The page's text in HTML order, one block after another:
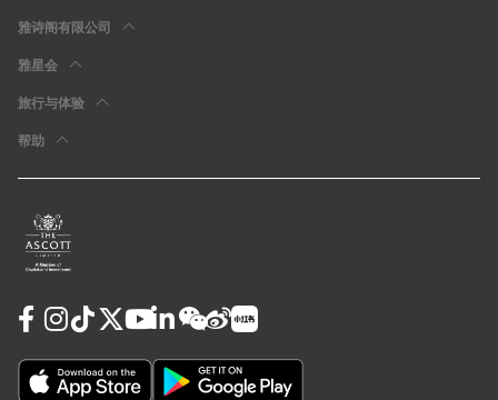
雅诗阁有限公司
雅星会
旅行与体验
帮助